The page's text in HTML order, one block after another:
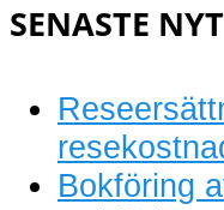
SENASTE
Bokföring